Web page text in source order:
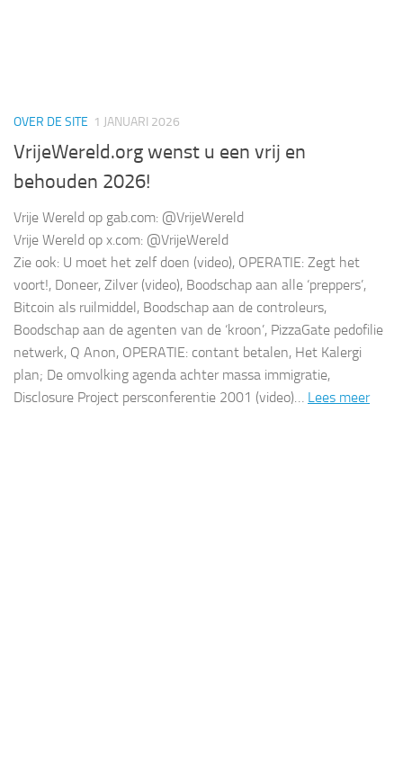
OVER DE SITE 1 JANUARI 2026
VrijeWereld.org wenst u een vrij en
behouden 2026!
Vrije Wereld op gab.com: @VrijeWereld
Vrije Wereld op x.com: @VrijeWereld
Zie ook: U moet het zelf doen (video), OPERATIE: Zegt het
voort!, Doneer, Zilver (video), Boodschap aan alle ‘preppers’,
Bitcoin als ruilmiddel, Boodschap aan de controleurs,
Boodschap aan de agenten van de ‘kroon’, PizzaGate pedofilie
netwerk, Q Anon, OPERATIE: contant betalen, Het Kalergi
plan; De omvolking agenda achter massa immigratie,
Disclosure Project persconferentie 2001 (video)… Lees meer